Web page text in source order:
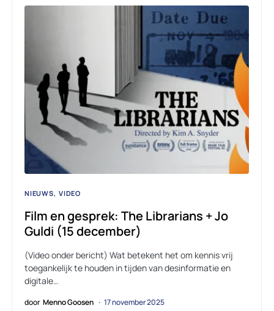
NIEUWS VIDEO
Film en gesprek: The Librarians + Jo
Guldi (15 december)
(Video onder bericht) Wat betekent het om kennis vrij
toegankelijk te houden in tijden van desinformatie en
digitale…
door Menno Goosen 17 november 2025